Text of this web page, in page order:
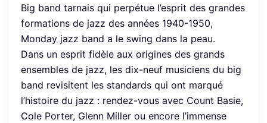
Big band tarnais qui perpétue l’esprit des grandes
formations de jazz des années 1940-1950,
Monday jazz band a le swing dans la peau.
Dans un esprit fidèle aux origines des grands
ensembles de jazz, les dix-neuf musiciens du big
band revisitent les standards qui ont marqué
l’histoire du jazz : rendez-vous avec Count Basie,
Cole Porter, Glenn Miller ou encore l’immense